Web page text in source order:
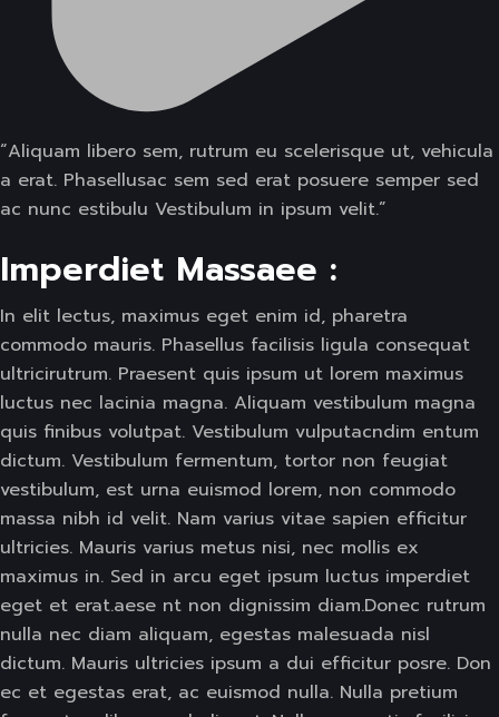
“Aliquam libero sem, rutrum eu scelerisque ut, vehicula
a erat. Phasellusac sem sed erat posuere semper sed
ac nunc estibulu Vestibulum in ipsum velit.”
Imperdiet Massaee :
In elit lectus, maximus eget enim id, pharetra
commodo mauris. Phasellus facilisis ligula consequat
ultricirutrum. Praesent quis ipsum ut lorem maximus
luctus nec lacinia magna. Aliquam vestibulum magna
quis finibus volutpat. Vestibulum vulputacndim entum
dictum. Vestibulum fermentum, tortor non feugiat
vestibulum, est urna euismod lorem, non commodo
massa nibh id velit. Nam varius vitae sapien efficitur
ultricies. Mauris varius metus nisi, nec mollis ex
maximus in. Sed in arcu eget ipsum luctus imperdiet
eget et erat.aese nt non dignissim diam.Donec rutrum
nulla nec diam aliquam, egestas malesuada nisl
dictum. Mauris ultricies ipsum a dui efficitur posre. Don
ec et egestas erat, ac euismod nulla. Nulla pretium